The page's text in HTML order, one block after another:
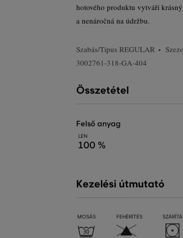
hotového produktu vytváří
a nenáročná na údržbu.
Szabás/Típus REGULAR
3002761-318-GA-404
Összetétel
felső anyag
LEN
100 %
Kezelési útmutató
MOSÁS FEHÉRÍTÉS